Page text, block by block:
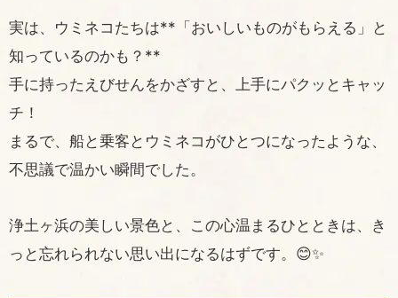
実は、ウミネコたちは**「おいしいものがもらえる」と
知っているのかも？**
手に持ったえびせんをかざすと、上手にパクッとキャッ
チ！
まるで、船と乗客とウミネコがひとつになったような、
不思議で温かい瞬間でした。
浄土ヶ浜の美しい景色と、この心温まるひとときは、き
っと忘れられない思い出になるはずです。😊✨